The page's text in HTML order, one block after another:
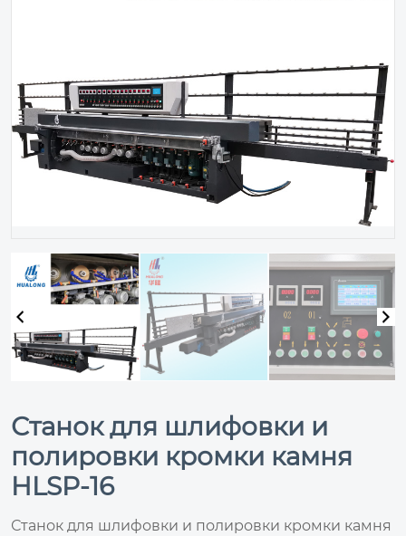
Станок для шлифовки и
полировки кромки камня
HLSP-16
Станок для шлифовки и полировки кромки камня